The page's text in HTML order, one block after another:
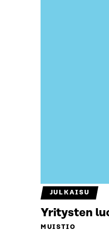
JULKAISU
Yritysten
MUISTIO